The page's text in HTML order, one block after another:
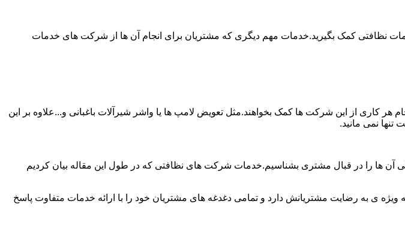
نظافتی کمک بگیرید.خدمات مهم دیگری که مشتریان برای انجام آن ها از شرکت های خدمات
کاری از این شرکت ها کمک بخواهند.مثل تعویض لامپ ها یا واشر شیرآلات باغبانی و...علاوه بر این
نمی مانید.
ها را در قبال مشتری بشناسیم.خدمات شرکت های نظافتی که در طول این مقاله بیان کردیم
ی به رضایت مشتریانش دارد و تمامی دغدغه های مشتریان خود را با ارائه خدمات متفاوت پاسخ